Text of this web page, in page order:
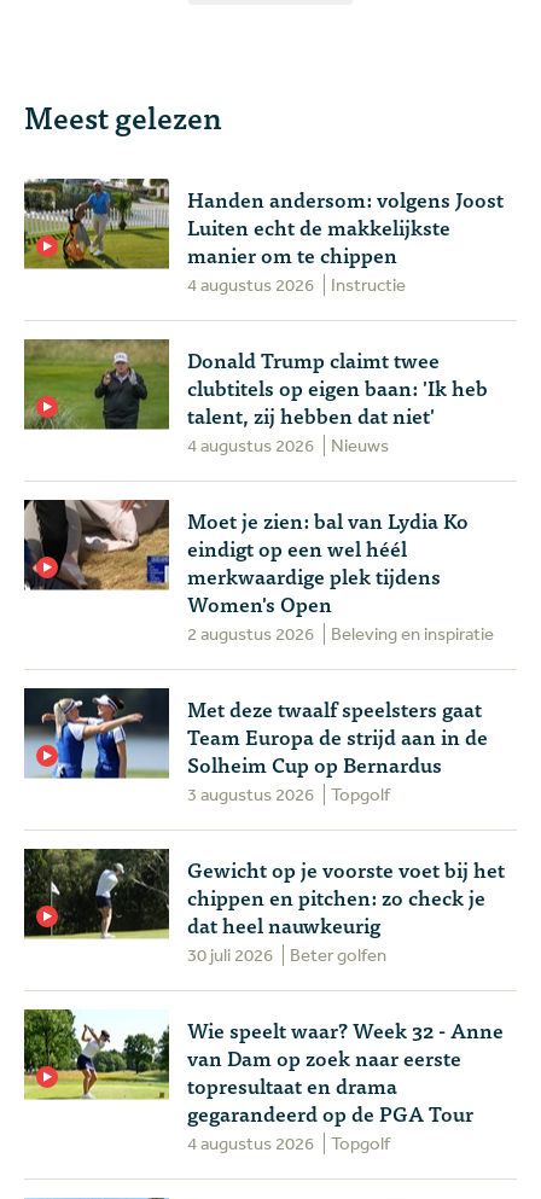
Meest gelezen
Handen andersom: volgens Joost
Luiten echt de makkelijkste
manier om te chippen
4 augustus 2026 Instructie
Donald Trump claimt twee
clubtitels op eigen baan: 'Ik heb
talent, zij hebben dat niet'
4 augustus 2026 Nieuws
Moet je zien: bal van Lydia Ko
eindigt op een wel héél
merkwaardige plek tijdens
Women's Open
2 augustus 2026 Beleving en inspiratie
Met deze twaalf speelsters gaat
Team Europa de strijd aan in de
Solheim Cup op Bernardus
3 augustus 2026 Topgolf
Gewicht op je voorste voet bij het
chippen en pitchen: zo check je
dat heel nauwkeurig
30 juli 2026 Beter golfen
Wie speelt waar? Week 32 - Anne
van Dam op zoek naar eerste
topresultaat en drama
gegarandeerd op de PGA Tour
4 augustus 2026 Topgolf